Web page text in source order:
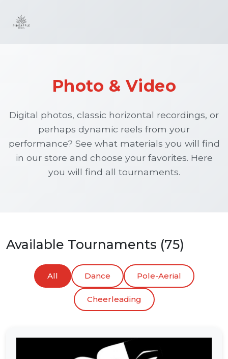
Photo & Video
Digital photos, classic horizontal recordings, or
perhaps dynamic reels from your
performance? See what materials you will find
in our store and choose your favorites. Here
you will find all tournaments.
Available Tournaments (75)
All Dance Pole-Aerial
Cheerleading